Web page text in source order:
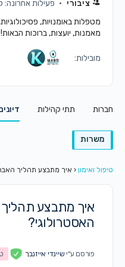
ציבורי
פעילות אחרונה: לפני 2
מטפלות באומנויות,
מאמנות, יועצות, ברוכות הבאות!
מובילות:
חברות תתי קהילות דיונים
משרות
טיפול ואימון ‹ איך מתבצע תהליך
איך מתבצע תהליך
האסטרולוגי?
פורסם ע"ישיינדי אייזנבך